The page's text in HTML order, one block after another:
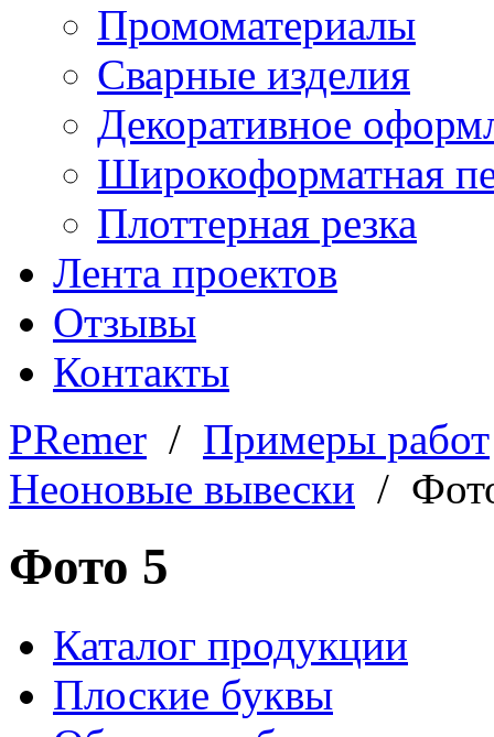
Промоматериалы
Сварные изделия
Декоративное
Широкоформатная
Плоттерная резка
Лента проектов
Отзывы
Контакты
PRemer / Примеры работ
Неоновые вывески /
Фото 5
Каталог продукции
Плоские буквы